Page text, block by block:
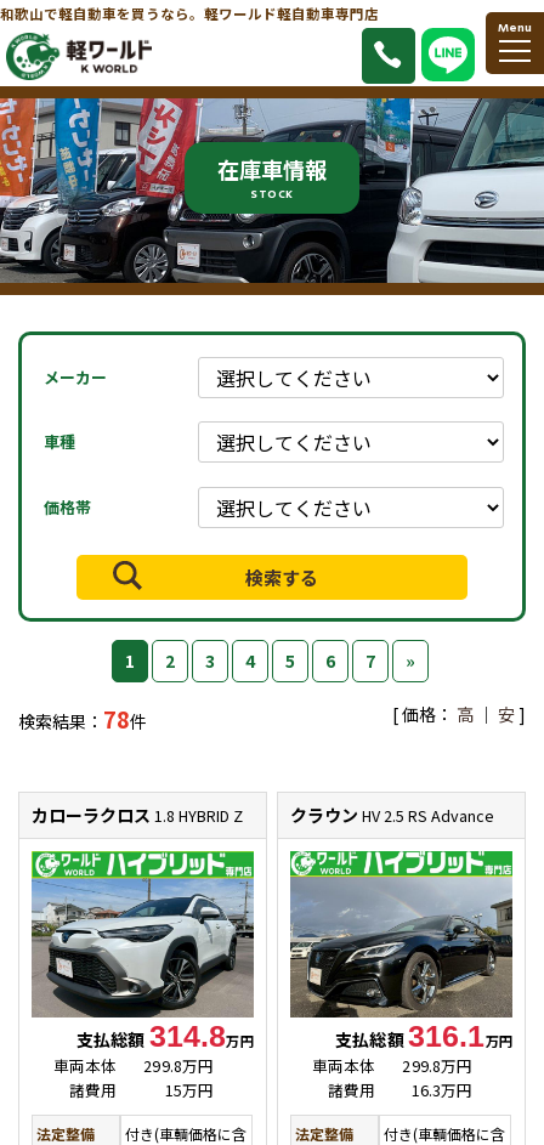
和歌山で軽自動車を買うなら。軽ワールド軽自動車専門店
Menu
在庫車情報
STOCK
メーカー
車種
価格帯
1 2 3 4 5 6 7 »
検索結果： 78件 [ 価格： 高 ｜ 安 ]
カローラクロス 1.8 HYBRID Z
支払総額 314.8万円
車両本体
299.8万円
諸費用
15万円
法定整備
付き(車輌価格に含
クラウンHV 2.5 RS Advance
支払総額316.1万円
車両本体
299.8万円
諸費用
16.3万円
法定整備
付き(車輌価格に含